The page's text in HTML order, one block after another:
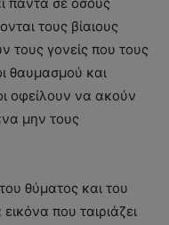
τους βίαιους
τους γονείς που τους
θαυμασμού και
οφείλουν να ακούν
μην τους
θύματος και του
που ταιριάζει